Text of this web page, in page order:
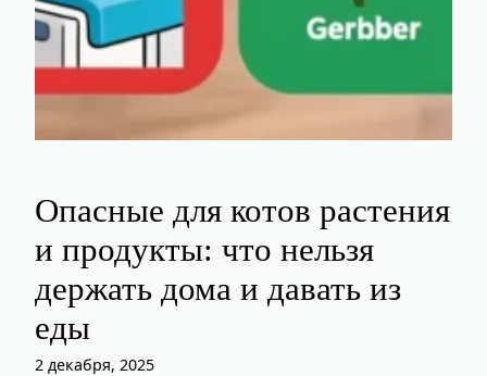
Опасные для котов растения
и продукты: что нельзя
держать дома и давать из
еды
2 декабря, 2025